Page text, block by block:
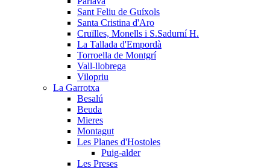
Sant Feliu de Guíxols
Santa Cristina d'Aro
Cruïlles, Monells i S.Sadurní H.
La Tallada d'Empordà
Torroella de Montgrí
Vall-llobrega
Vilopriu
La Garrotxa
Besalú
Beuda
Mieres
Montagut
Les Planes d'Hostoles
Puig-alder
Les Preses